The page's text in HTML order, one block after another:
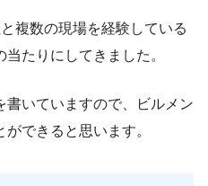
複数の現場を経験している
たりにしてきました。
書いていますので、ビルメン
できると思います。